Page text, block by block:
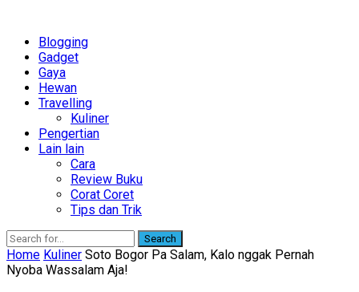
Blogging
Gadget
Gaya
Hewan
Travelling
Kuliner
Pengertian
Lain lain
Cara
Review Buku
Corat Coret
Tips dan Trik
Search
Home Kuliner Soto Bogor Pa Salam, Kalo nggak Pernah
Nyoba Wassalam Aja!